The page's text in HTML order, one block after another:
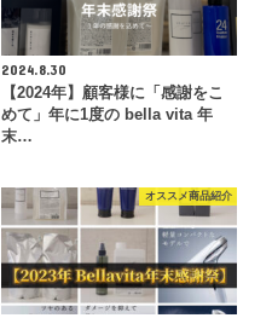
2024.8.30
【2024年】顧客様に「感謝をこ
めて」年に1度の bella vita 年
末…
オススメ商品紹介